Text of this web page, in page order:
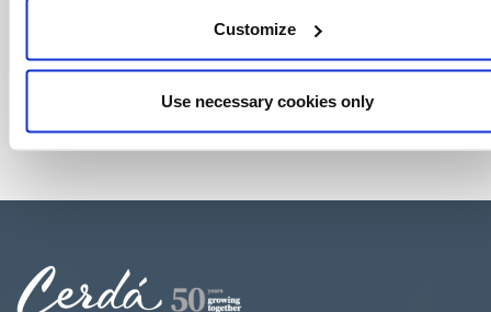
Customize
Use necessary cookies only